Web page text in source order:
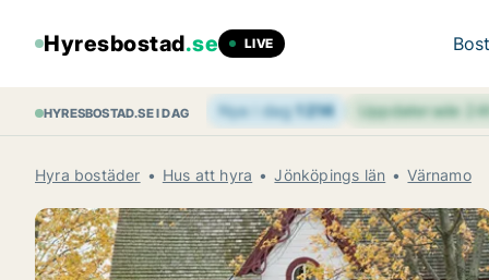
Hyresbostad.se LIVE
HYRESBOSTAD.SE I DAG Nya i dag1 214 Uppdaterade
Hyra bostäder Hus att hyra Jönköpings län Värnamo